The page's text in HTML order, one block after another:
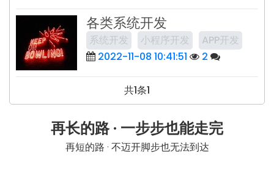
各类系统开发
系统开发 小程序开发
APP开发
2022-11-08 10:41:51
2
共1条1
再长的路 · 一步步也能走完
再短的路 · 不迈开脚步也无法到达